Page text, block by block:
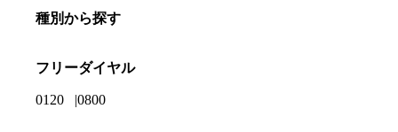
種別から探す
フリーダイヤル
0120 0800